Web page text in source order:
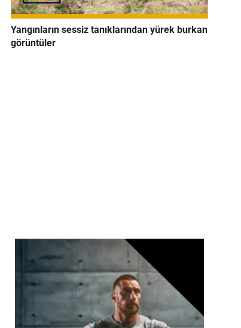
Yangınların sessiz tanıklarından yürek burkan
görüntüler